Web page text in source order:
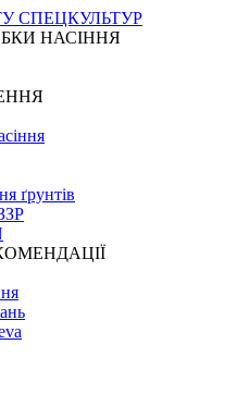
СПЕЦКУЛЬТУР
НАСІННЯ
ґрунтів